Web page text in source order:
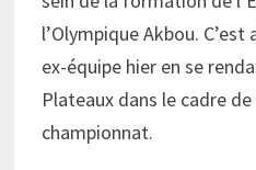
l’Olympique Akbou.
ex-équipe hier en se
Plateaux dans le cadre de
championnat.